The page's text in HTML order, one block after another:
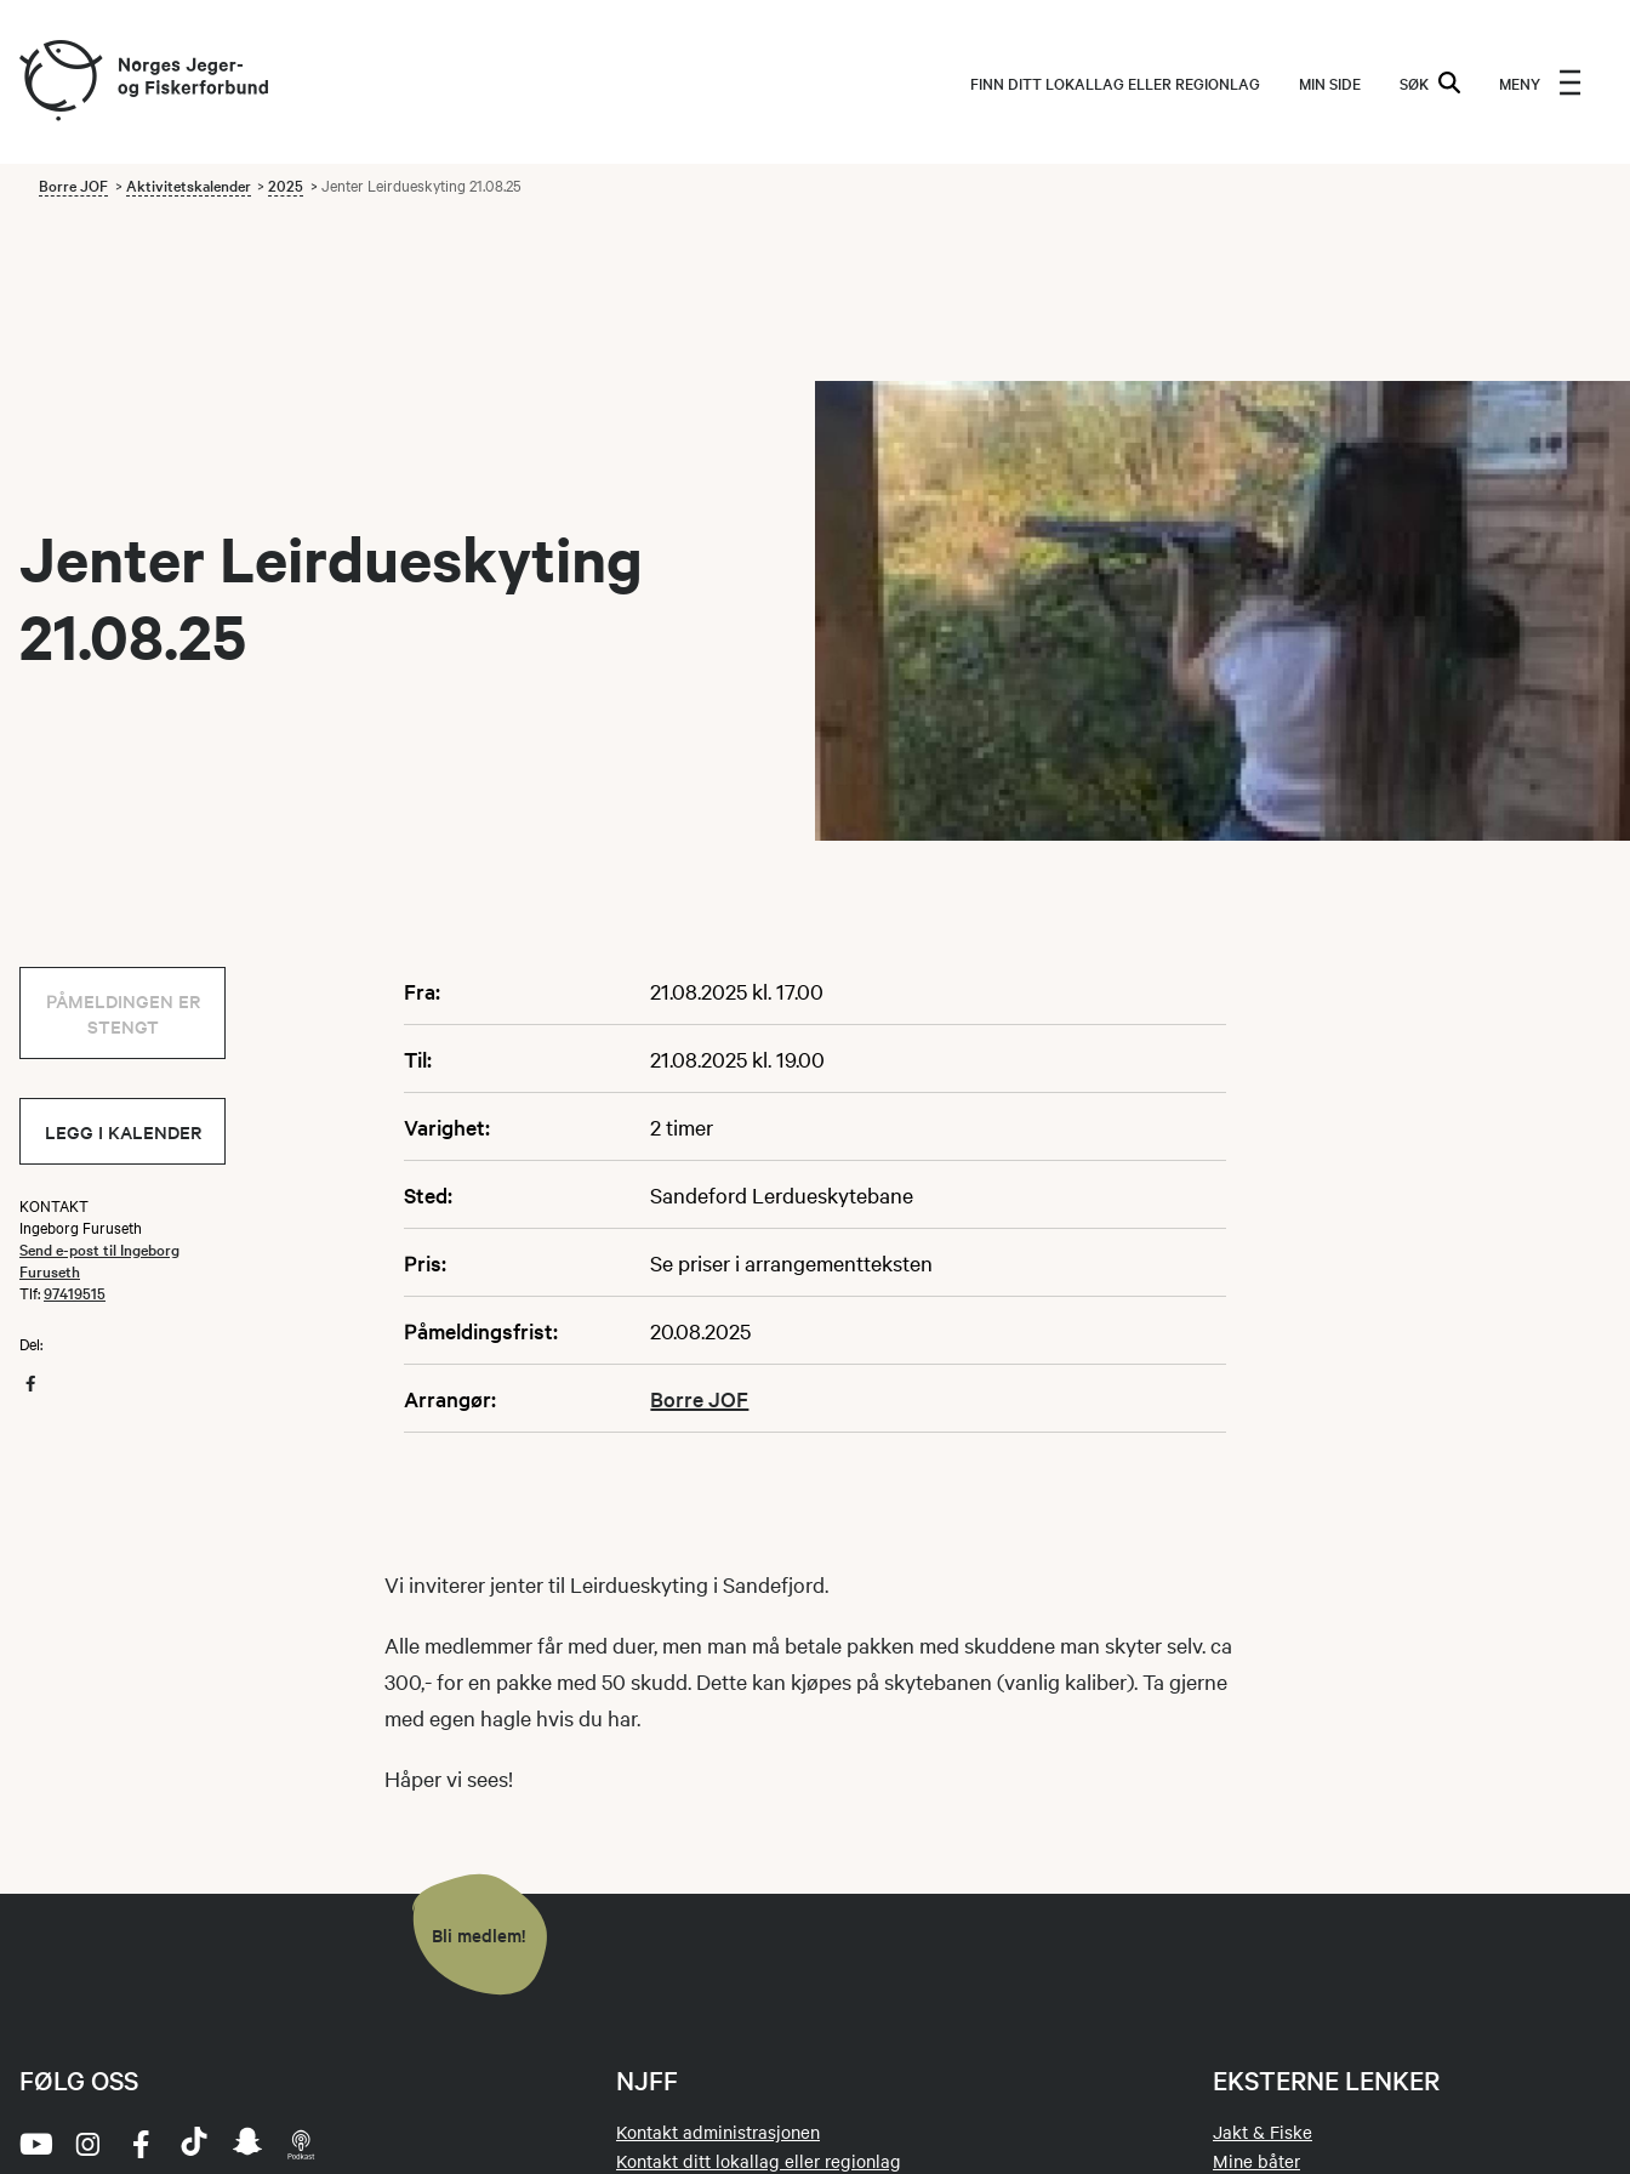
FINN DITT LOKALLAG ELLER REGIONLAG MIN SIDE SØK MENY
Borre JOF Aktivitetskalender 2025 Jenter Leirdueskyting 21.08.25
Jenter Leirdueskyting
21.08.25
Fra: 21.08.2025 kl. 17.00
Til: 21.08.2025 kl. 19.00
Varighet: 2 timer
Sted: Sandeford Lerdueskytebane
Pris: Se priser i arrangementteksten
Påmeldingsfrist: 20.08.2025
Arrangør: Borre JOF
PÅMELDINGEN ER
STENGT
LEGG I KALENDER
KONTAKT
Ingeborg Furuseth
Send e-post til Ingeborg
Furuseth
Tlf:97419515
Del:
Vi inviterer jenter til Leirdueskyting i Sandefjord.
Alle medlemmer får med duer, men man må betale pakken med skuddene man skyter selv. ca
300,- for en pakke med 50 skudd. Dette kan kjøpes på skytebanen (vanlig kaliber). Ta gjerne
med egen hagle hvis du har.
Håper vi sees!
Bli medlem!
NJFF
Kontakt administrasjonen
Kontakt ditt lokallag eller regionlag
EKSTERNE LENKER
Jakt & Fiske
Mine båter
FØLG OSS